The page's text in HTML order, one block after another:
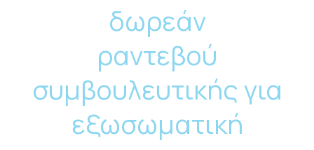
δωρεάν
ραντεβού
συμβουλευτικής για
εξωσωματική